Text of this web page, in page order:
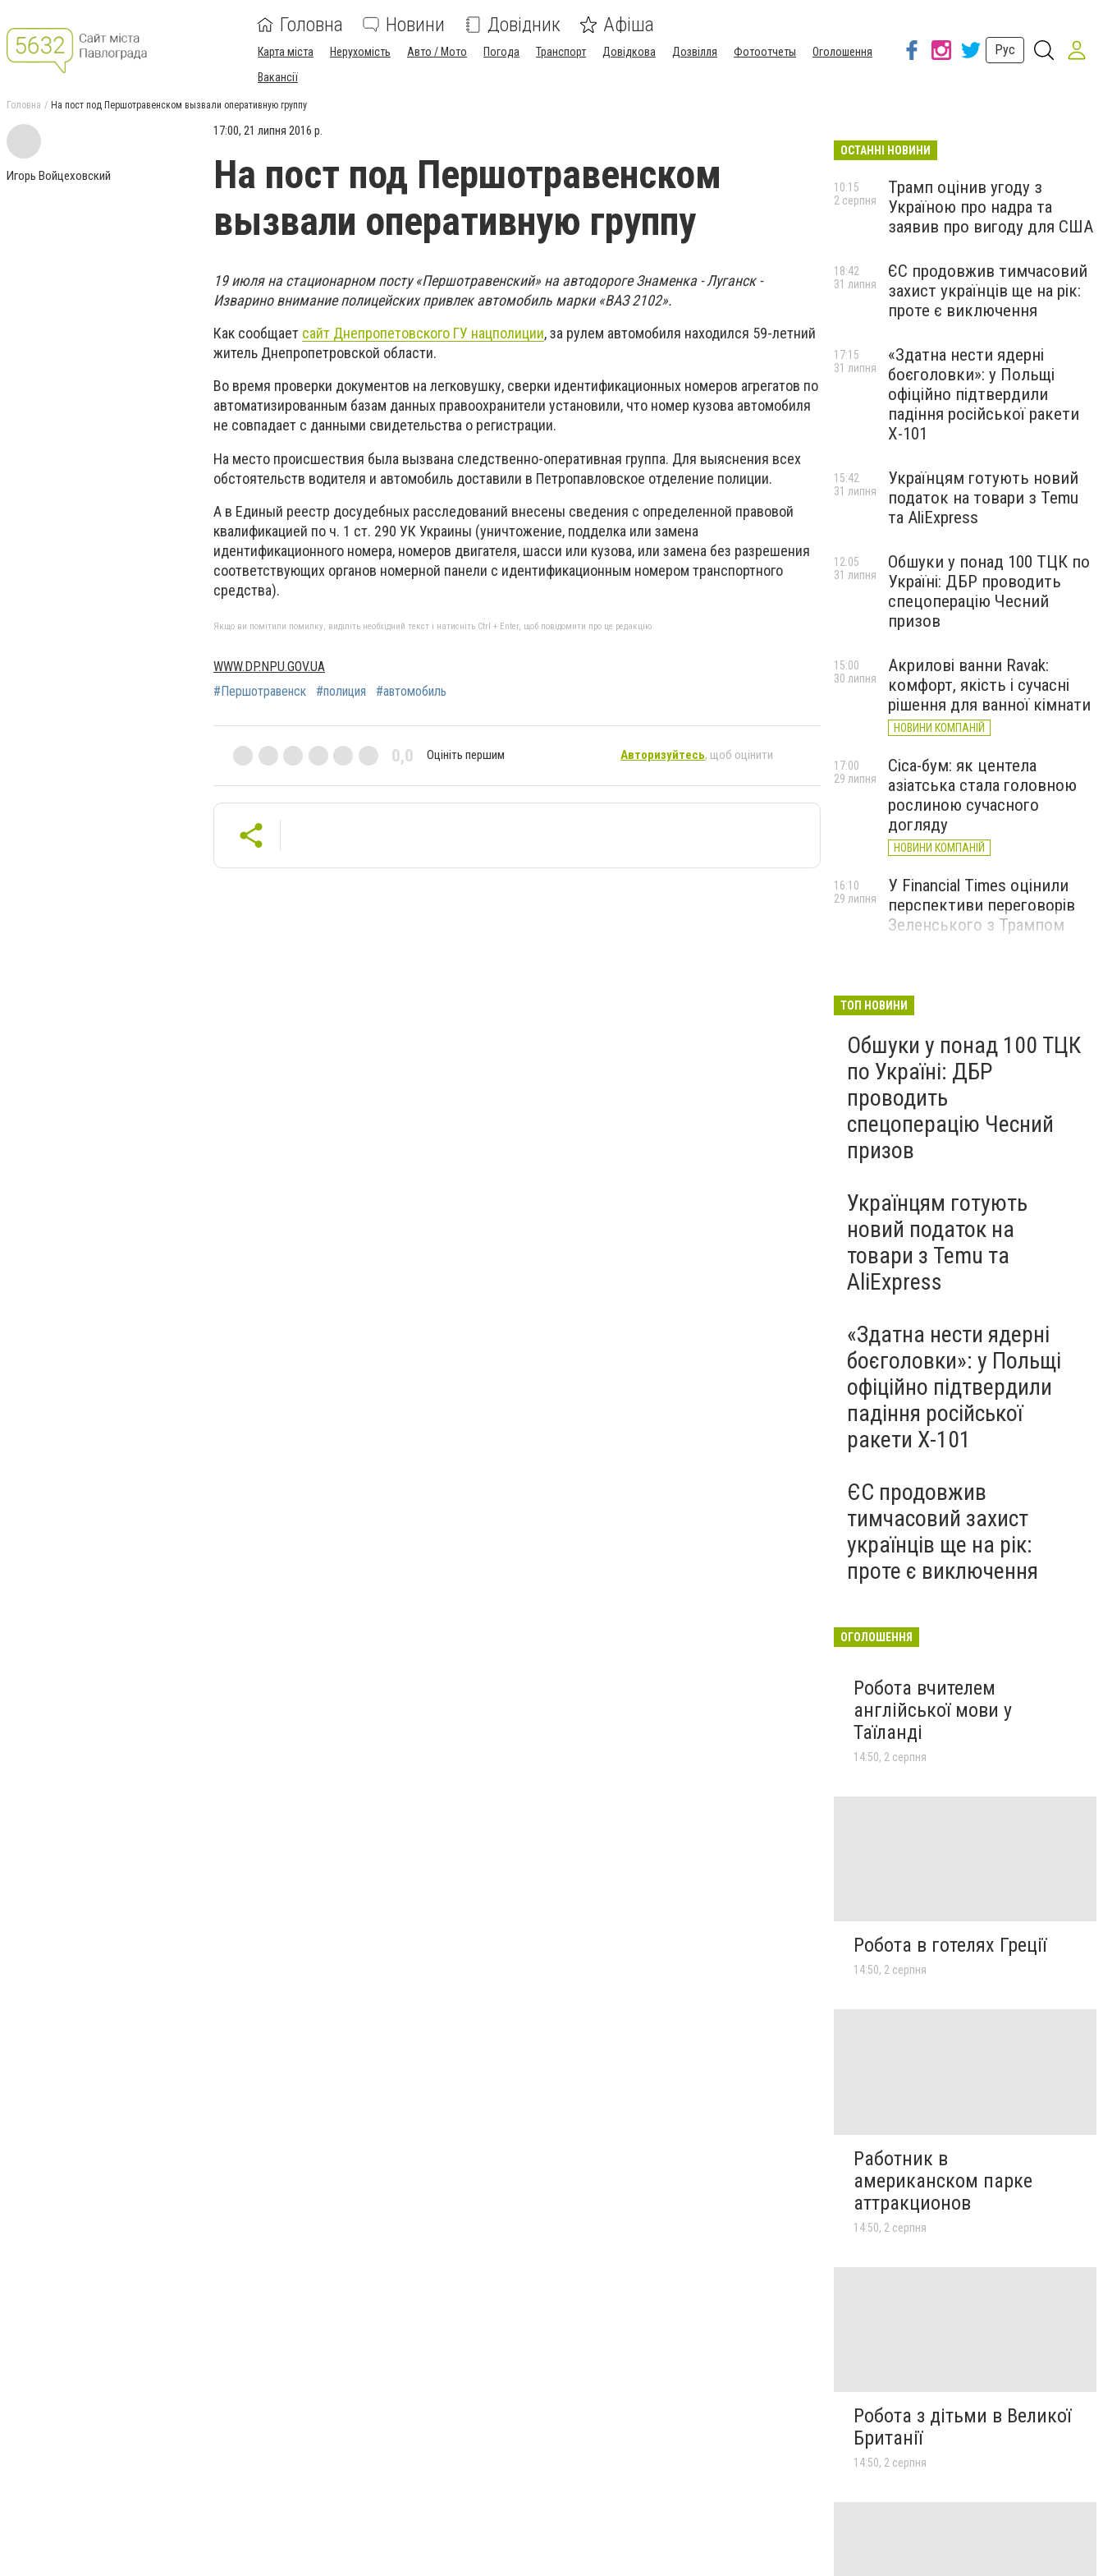
Головна Новини Довідник Афіша
Карта міста Нерухомість Авто / Мото Погода Транспорт Довідкова Дозвілля Фотоотчеты
Оголошення
Вакансії
Рус
Головна На пост под Першотравенском вызвали оперативную группу
Игорь Войцеховский
17:00, 21 липня 2016 р.
На пост под Першотравенском
вызвали оперативную группу
19 июля на стационарном посту «Першотравенский» на автодороге Знаменка - Луганск -
Изварино внимание полицейских привлек автомобиль марки «ВАЗ 2102».
Как сообщает сайт Днепропетовского ГУ нацполиции, за рулем автомобиля находился 59-летний
житель Днепропетровской области.
Во время проверки документов на легковушку, сверки идентификационных номеров агрегатов по
автоматизированным базам данных правоохранители установили, что номер кузова автомобиля
не совпадает с данными свидетельства о регистрации.
На место происшествия была вызвана следственно-оперативная группа. Для выяснения всех
обстоятельств водителя и автомобиль доставили в Петропавловское отделение полиции.
А в Единый реестр досудебных расследований внесены сведения с определенной правовой
квалификацией по ч. 1 ст. 290 УК Украины (уничтожение, подделка или замена
идентификационного номера, номеров двигателя, шасси или кузова, или замена без разрешения
соответствующих органов номерной панели с идентификационным номером транспортного
средства).
Якщо ви помітили помилку, виділіть необхідний текст і натисніть Ctrl + Enter, щоб повідомити про це редакцію
WWW.DP.NPU.GOV.UA
#Першотравенск
#полиция #автомобиль
0,0 Оцініть першим Авторизуйтесь, щоб оцінити
ОСТАННІ НОВИНИ
Трамп оцінив угоду з
Україною про надра та
заявив про вигоду для США
10:15
2 серпня
ЄС продовжив тимчасовий
захист українців ще на рік:
проте є виключення
18:42
31 липня
«Здатна нести ядерні
боєголовки»: у Польщі
офіційно підтвердили
падіння російської ракети
Х-101
17:15
31 липня
Українцям готують новий
податок на товари з Temu
та AliExpress
15:42
31 липня
Обшуки у понад 100 ТЦК по
Україні: ДБР проводить
спецоперацію Чесний
призов
12:05
31 липня
Акрилові ванни Ravak:
комфорт, якість і сучасні
рішення для ванної кімнати
НОВИНИ КОМПАНІЙ
15:00
30 липня
Cica-бум: як центела
азіатська стала головною
рослиною сучасного
догляду
НОВИНИ КОМПАНІЙ
17:00
29 липня
У Financial Times оцінили
перспективи переговорів
Зеленського з Трампом
16:10
29 липня
ТОП НОВИНИ
Обшуки у понад 100 ТЦК
по Україні: ДБР
проводить
спецоперацію Чесний
призов
Українцям готують
новий податок на
товари з Temu та
AliExpress
«Здатна нести ядерні
боєголовки»: у Польщі
офіційно підтвердили
падіння російської
ракети Х-101
ЄС продовжив
тимчасовий захист
українців ще на рік:
проте є виключення
ОГОЛОШЕННЯ
Робота вчителем
англійської мови у
Таїланді
14:50, 2 серпня
Робота в готелях Греції
14:50, 2 серпня
Работник в
американском парке
аттракционов
14:50, 2 серпня
Робота з дітьми в Великої
Британії
14:50, 2 серпня